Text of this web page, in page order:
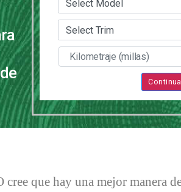
que hay una mejor manera